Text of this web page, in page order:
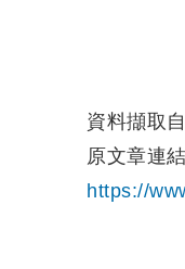
資料擷取
原文章連
https://